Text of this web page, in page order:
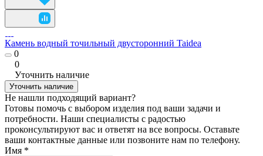
Камень водный точильный двусторонний Taidea
0
0
Уточнить наличие
Уточнить наличие
Не нашли подходящий вариант?
Готовы помочь с выбором изделия под ваши задачи и
потребности. Наши специалисты с радостью
проконсультируют вас и ответят на все вопросы. Оставьте
ваши контактные данные или позвоните нам по телефону.
Имя *